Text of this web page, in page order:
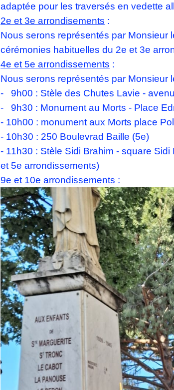
adaptée pour les traversés en vedette
2e et 3e arrondisements :
Nous serons représentés par Monsieur
cérémonies habituelles du 2e et 3e
4e et 5e arrondissements :
Nous serons représentés par Monsieur
- 9h00 : Stèle des Chutes Lavie -
- 9h30 : Monument au Morts - Place
- 10h00 : monument aux Morts place
- 10h30 : 250 Boulevrad Baille (5e)
- 11h30 : Stèle Sidi Brahim - square
et 5e arrondissements)
9e et 10e arrondissements :